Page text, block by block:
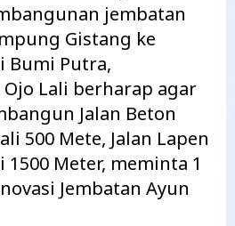
jembatan
Gistang ke
Bumi Putra,
Lali berharap agar
Jalan Beton
500 Mete, Jalan Lapen
1500 Meter, meminta 1
Jembatan Ayun